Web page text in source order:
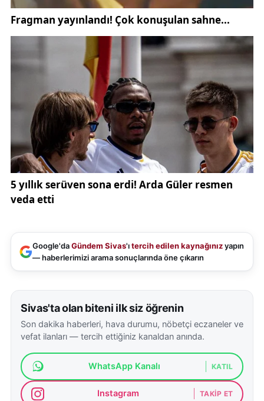
Google'daGündem Sivas'ıtercih edilen kaynağınızyapın
— haberlerimizi arama sonuçlarında öne çıkarın
Sivas'ta olan biteni ilk siz öğrenin
Son dakika haberleri, hava durumu, nöbetçi eczaneler ve
vefat ilanları — tercih ettiğiniz kanaldan anında.
WhatsApp Kanalı KATIL
Instagram TAKIP ET